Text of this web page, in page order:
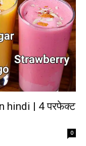
hindi | 4 परफेक्ट
0